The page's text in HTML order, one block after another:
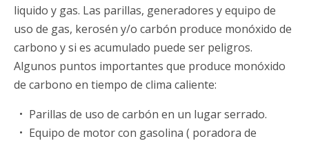
liquido y gas. Las parillas, generadores y equipo de
uso de gas, kerosén y/o carbón produce monóxido de
carbono y si es acumulado puede ser peligros.
Algunos puntos importantes que produce monóxido
de carbono en tiempo de clima caliente:
Parillas de uso de carbón en un lugar serrado.
Equipo de motor con gasolina ( poradora de